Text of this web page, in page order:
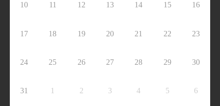
10 11 12 13 14 15 16
17 18 19 20 21 22 23
24 25 26 27 28 29 30
31 1 2 3 4 5 6